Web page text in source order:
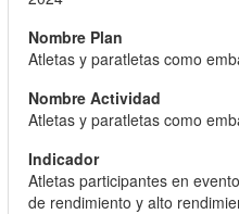
Atletas y paratletas como
Atletas y paratletas como
Atletas participantes en
de rendimiento y alto